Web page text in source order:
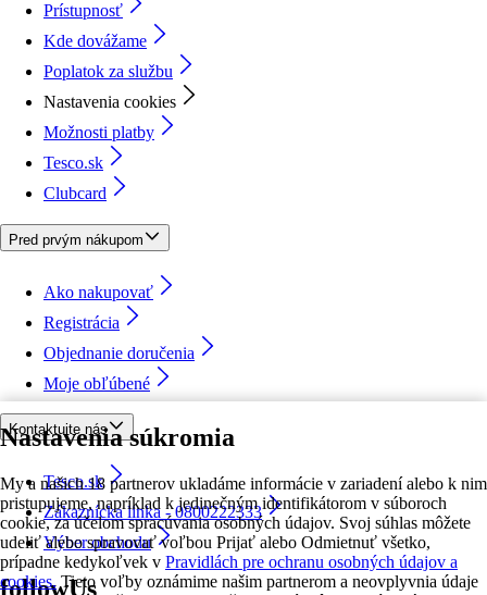
Nastavenia súkromia
My a našich 18 partnerov ukladáme informácie v zariadení alebo k nim
pristupujeme, napríklad k jedinečným identifikátorom v súboroch
cookie, za účelom spracúvania osobných údajov. Svoj súhlas môžete
udeliť alebo spravovať voľbou Prijať alebo Odmietnuť všetko,
prípadne kedykoľvek v Pravidlách pre ochranu osobných údajov a
cookies. Tieto voľby oznámime našim partnerom a neovplyvnia údaje
Prístupnosť
Kde dovážame
Poplatok za službu
Nastavenia cookies
Možnosti platby
Tesco.sk
Clubcard
Pred prvým nákupom
Ako nakupovať
Registrácia
Objednanie doručenia
Moje obľúbené
Kontaktujte nás
Tesco.sk
Zákaznícka linka - 0800222333
Výber obchodu
followUs